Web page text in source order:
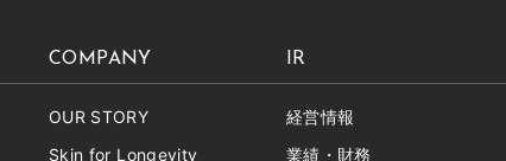
COMPANY
OUR STORY
Skin for Longevity
IR
経営情報
業績・財務